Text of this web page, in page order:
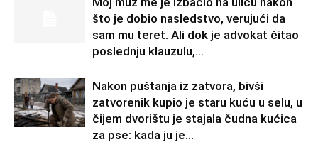
što je dobio nasledstvo, verujući da
sam mu teret. Ali dok je advokat čitao
poslednju klauzulu,...
Nakon puštanja iz zatvora, bivši
zatvorenik kupio je staru kuću u selu, u
čijem dvorištu je stajala čudna kućica
za pse: kada ju je...